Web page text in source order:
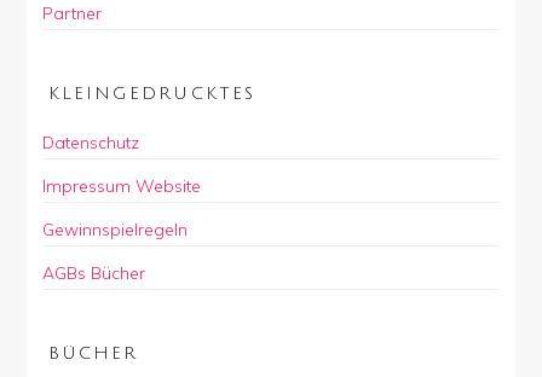
Partner
KLEINGEDRUCKTES
Datenschutz
Impressum Website
Gewinnspielregeln
AGBs Bücher
BÜCHER